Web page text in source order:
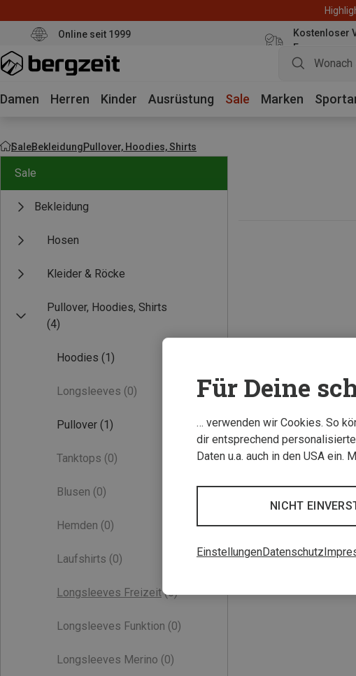
Online seit 1999
Kostenloser
Euro
Damen Herren Kinder Ausrüstung Sale Marken
SaleBekleidungPullover, Hoodies, Shirts
Sale
Bekleidung
Hosen
Kleider & Röcke
Pullover, Hoodies, Shirts
(4)
Hoodies (1)
Longsleeves (0)
Pullover (1)
Tanktops (0)
Blusen (0)
Hemden (0)
Laufshirts (0)
Longsleeves Freizeit (0)
Longsleeves Funktion (0)
Longsleeves Merino (0)
Für Deine
… verwenden wir Cookies. So
dir entsprechend
Daten u.a. auch in den USA ein.
NICHT
EinstellungenDatenschutz